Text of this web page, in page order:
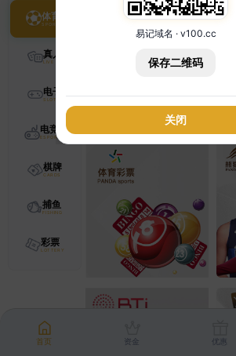
体育
真人
电子
电竞
棋牌
捕鱼
彩票
首页 资金 优惠
易记域名 · v100.cc
保存二维码
关闭